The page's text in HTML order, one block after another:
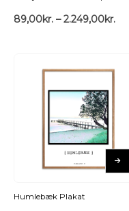
89,00kr. – 2.249,00kr.
Humlebæk Plakat